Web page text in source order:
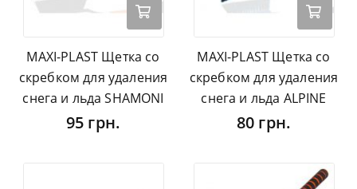
MAXI-PLAST Щетка со
скребком для удаления
снега и льда SHAMONI
95 грн.
MAXI-PLAST Щетка со
скребком для удаления
снега и льда ALPINE
80 грн.